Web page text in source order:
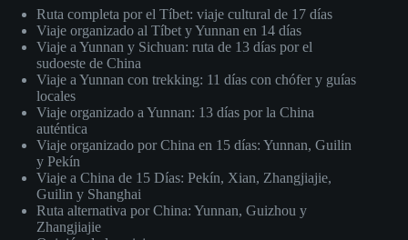
Ruta completa por el Tíbet: viaje cultural de 17 días
Viaje organizado al Tíbet y Yunnan en 14 días
Viaje a Yunnan y Sichuan: ruta de 13 días por el
sudoeste de China
Viaje a Yunnan con trekking: 11 días con chófer y guías
locales
Viaje organizado a Yunnan: 13 días por la China
auténtica
Viaje organizado por China en 15 días: Yunnan, Guilin
y Pekín
Viaje a China de 15 Días: Pekín, Xian, Zhangjiajie,
Guilin y Shanghai
Ruta alternativa por China: Yunnan, Guizhou y
Zhangjiajie